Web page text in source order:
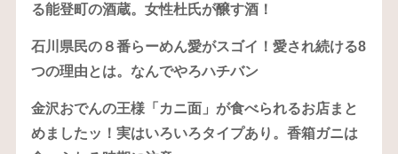
る能登町の酒蔵。女性杜氏が醸す酒！
石川県民の８番らーめん愛がスゴイ！愛され続ける8
つの理由とは。なんでやろハチバン
金沢おでんの王様「カニ面」が食べられるお店まと
めましたッ！実はいろいろタイプあり。香箱ガニは